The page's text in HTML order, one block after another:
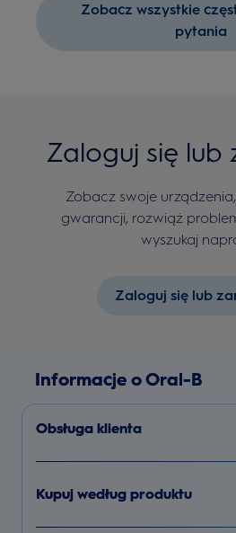
Zobacz wszystkie
pytania
Zaloguj się lub
Zobacz swoje
gwarancji, rozwiąż
wyszukaj
Zaloguj się lub
Informacje o Oral-B
Obsługa klienta
Kupuj według produktu